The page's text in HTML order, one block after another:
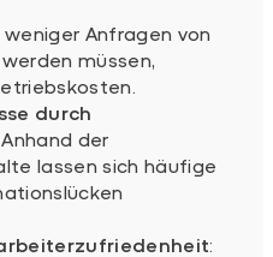
weniger Anfragen von
müssen,
durch
Anhand der
lassen sich häufige
: